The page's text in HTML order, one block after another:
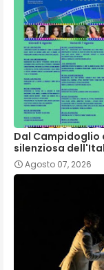
Dal Campidoglio
silenziosa
Agosto 07, 2026